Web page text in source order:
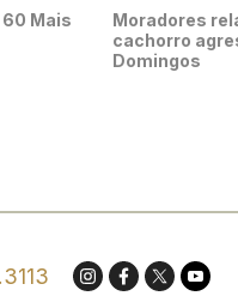
Mais
Moradores
cachorro
Domingos